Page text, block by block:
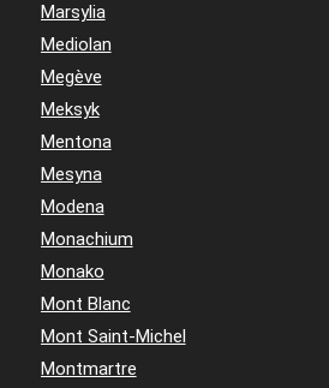
Marsylia
Mediolan
Megève
Meksyk
Mentona
Mesyna
Modena
Monachium
Monako
Mont Blanc
Mont Saint-Michel
Montmartre